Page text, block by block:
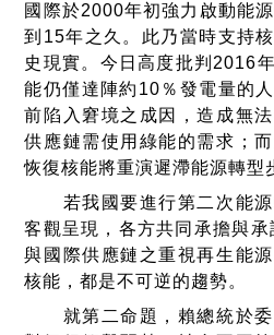
國際於2000年初強力啟動能
到15年之久。此乃當時支持
史現實。今日高度批判2016
能仍僅達陣約10％發電量的
前陷入窘境之成因，造成無
供應鏈需使用綠能的需求；
恢復核能將重演遲滯能源轉型
若我國要進行第二次能源
客觀呈現，各方共同承擔與
與國際供應鏈之重視再生能
核能，都是不可逆的趨勢。
就第二命題，賴總統於委